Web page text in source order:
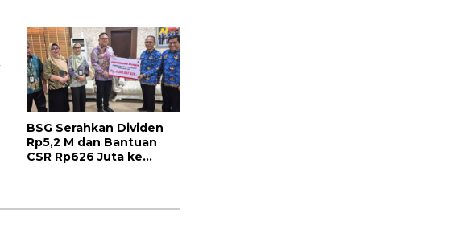
Daerah
BSG Serahkan Dividen
Rp5,2 M dan Bantuan
CSR Rp626 Juta ke